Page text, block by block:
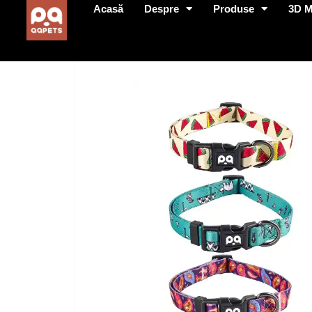
Acasă Despre Produse 3D